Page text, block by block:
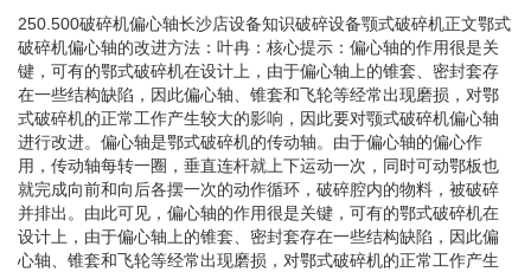
250.500破碎机偏心轴长沙店设备知识破碎设备颚式破碎机正文鄂式
破碎机偏心轴的改进方法：叶冉：核心提示：偏心轴的作用很是关
键，可有的鄂式破碎机在设计上，由于偏心轴上的锥套、密封套存
在一些结构缺陷，因此偏心轴、锥套和飞轮等经常出现磨损，对鄂
式破碎机的正常工作产生较大的影响，因此要对颚式破碎机偏心轴
进行改进。偏心轴是鄂式破碎机的传动轴。由于偏心轴的偏心作
用，传动轴每转一圈，垂直连杆就上下运动一次，同时可动鄂板也
就完成向前和向后各摆一次的动作循环，破碎腔内的物料，被破碎
并排出。由此可见，偏心轴的作用很是关键，可有的鄂式破碎机在
设计上，由于偏心轴上的锥套、密封套存在一些结构缺陷，因此偏
心轴、锥套和飞轮等经常出现磨损，对鄂式破碎机的正常工作产生